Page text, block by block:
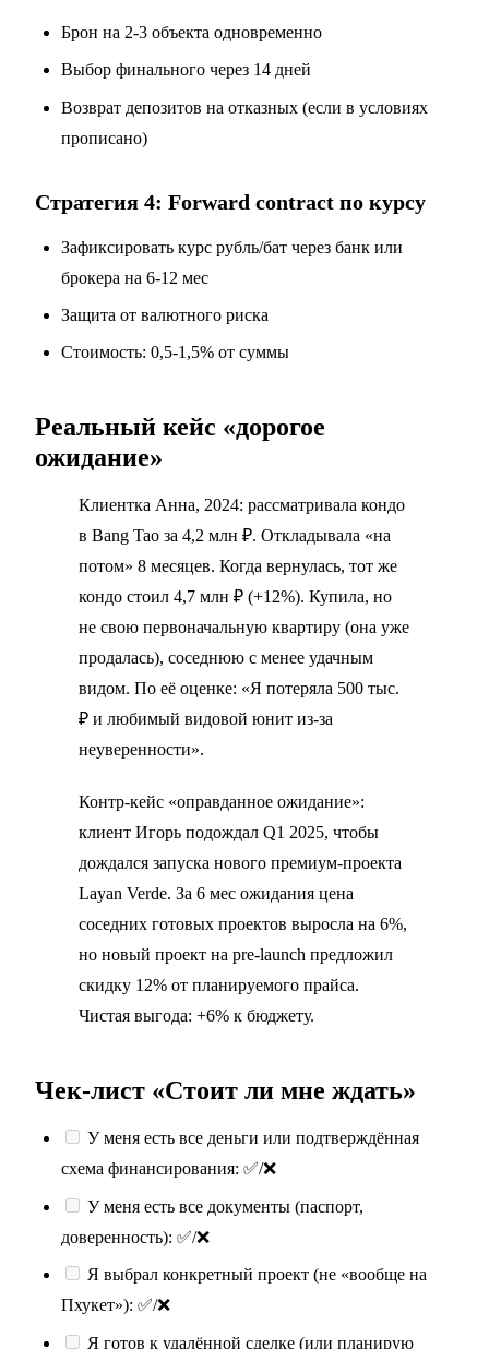
Брон на 2-3 объекта одновременно
Выбор финального через 14 дней
Возврат депозитов на отказных (если в условиях
прописано)
Стратегия 4: Forward contract по курсу
Зафиксировать курс рубль/бат через банк или
брокера на 6-12 мес
Защита от валютного риска
Стоимость: 0,5-1,5% от суммы
Реальный кейс «дорогое
ожидание»
Клиентка Анна, 2024: рассматривала кондо
в Bang Tao за 4,2 млн ₽. Откладывала «на
потом» 8 месяцев. Когда вернулась, тот же
кондо стоил 4,7 млн ₽ (+12%). Купила, но
не свою первоначальную квартиру (она уже
продалась), соседнюю с менее удачным
видом. По её оценке: «Я потеряла 500 тыс.
₽ и любимый видовой юнит из-за
неуверенности».
Контр-кейс «оправданное ожидание»:
клиент Игорь подождал Q1 2025, чтобы
дождался запуска нового премиум-проекта
Layan Verde. За 6 мес ожидания цена
соседних готовых проектов выросла на 6%,
но новый проект на pre-launch предложил
скидку 12% от планируемого прайса.
Чистая выгода: +6% к бюджету.
Чек-лист «Стоит ли мне ждать»
У меня есть все деньги или подтверждённая
схема финансирования: ✅/❌
У меня есть все документы (паспорт,
доверенность): ✅/❌
Я выбрал конкретный проект (не «вообще на
Пхукет»): ✅/❌
Я готов к удалённой сделке (или планирую